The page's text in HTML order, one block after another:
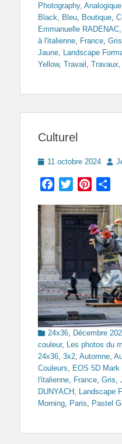
Photography, Analogique
Black
Bleu Boutique
Emmanuelle RADENAC
à l'italienne France
Jaune Landscape
Yellow, Travail Travaux
Culturel
Posted
11 octobre 2024
Facebook
Twitter
Categories
24x36, Décembre
couleur, Les photos du
24x36, 3x2, Automne,
Couleurs, EOS 5D Mark
l'italienne, France, Gris,
DUNYACH , Landscape
Morning, Paris, Pastel